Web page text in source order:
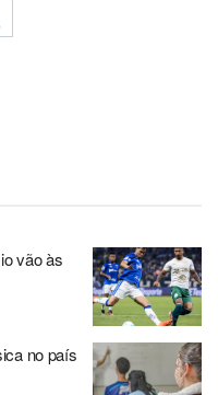
vão às
no país